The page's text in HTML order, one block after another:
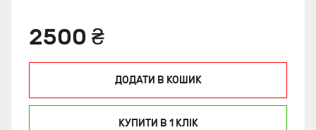
2500 ₴
ДОДАТИ В КОШИК
КУПИТИ В 1 КЛIК